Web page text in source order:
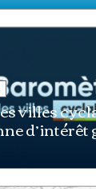
villes
d’intérêt